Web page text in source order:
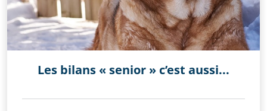
Les bilans « senior » c’est aussi...